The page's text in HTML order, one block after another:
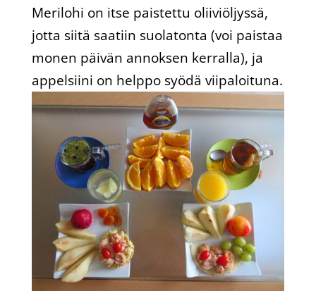
Merilohi on itse paistettu oliiviöljyssä,
jotta siitä saatiin suolatonta (voi paistaa
monen päivän annoksen kerralla), ja
appelsiini on helppo syödä viipaloituna.